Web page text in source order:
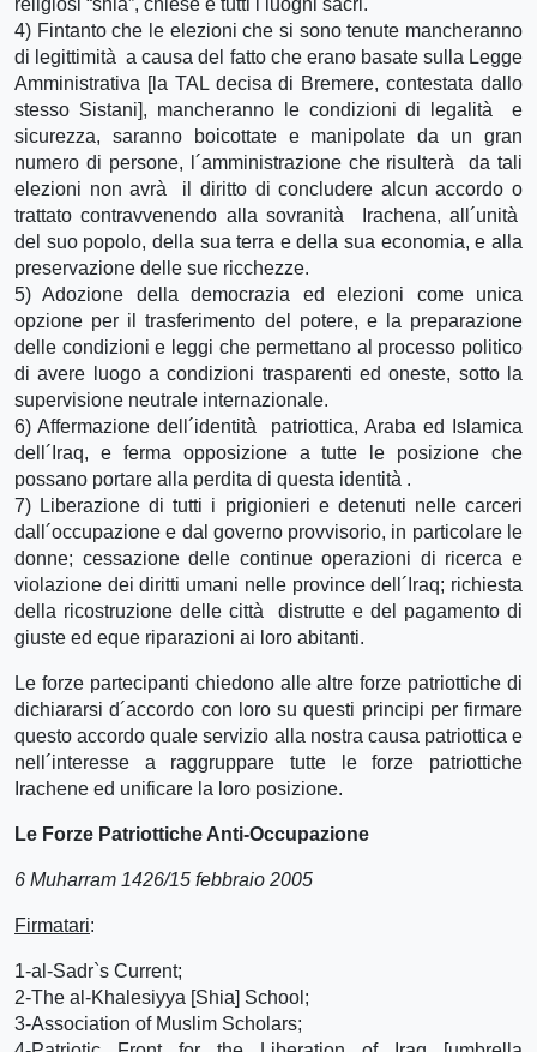
4) Fintanto che le elezioni che si sono tenute mancheranno
di legittimità a causa del fatto che erano basate sulla Legge
Amministrativa [la TAL decisa di Bremere, contestata dallo
stesso Sistani], mancheranno le condizioni di legalità e
sicurezza, saranno boicottate e manipolate da un gran
numero di persone, l´amministrazione che risulterà da tali
elezioni non avrà il diritto di concludere alcun accordo o
trattato contravvenendo alla sovranità Irachena, all´unità
del suo popolo, della sua terra e della sua economia, e alla
preservazione delle sue ricchezze.
5) Adozione della democrazia ed elezioni come unica
opzione per il trasferimento del potere, e la preparazione
delle condizioni e leggi che permettano al processo politico
di avere luogo a condizioni trasparenti ed oneste, sotto la
supervisione neutrale internazionale.
6) Affermazione dell´identità patriottica, Araba ed Islamica
dell´Iraq, e ferma opposizione a tutte le posizione che
possano portare alla perdita di questa identità .
7) Liberazione di tutti i prigionieri e detenuti nelle carceri
dall´occupazione e dal governo provvisorio, in particolare le
donne; cessazione delle continue operazioni di ricerca e
violazione dei diritti umani nelle province dell´Iraq; richiesta
della ricostruzione delle città distrutte e del pagamento di
giuste ed eque riparazioni ai loro abitanti.
Le forze partecipanti chiedono alle altre forze patriottiche di
dichiararsi d´accordo con loro su questi principi per firmare
questo accordo quale servizio alla nostra causa patriottica e
nell´interesse a raggruppare tutte le forze patriottiche
Irachene ed unificare la loro posizione.
Le Forze Patriottiche Anti-Occupazione
6 Muharram 1426/15 febbraio 2005
Firmatari:
1-al-Sadr`s Current;
2-The al-Khalesiyya [Shia] School;
3-Association of Muslim Scholars;